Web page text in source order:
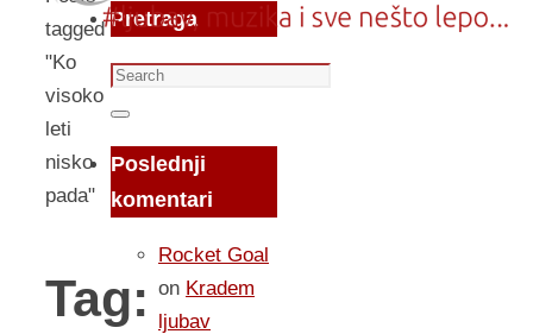
tagged
"Ko
visoko
leti
nisko
pada"
Tag:
Pretraga
Search
for:
Search
Poslednji
komentari
Rocket Goal
on Kradem
ljubav